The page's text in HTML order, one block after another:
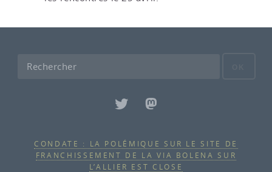
CONDATE : LA POLÉMIQUE SUR LE SITE DE
FRANCHISSEMENT DE LA VIA BOLENA SUR
L’ALLIER EST CLOSE